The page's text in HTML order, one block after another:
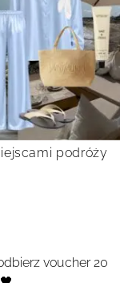
podróży
voucher 20